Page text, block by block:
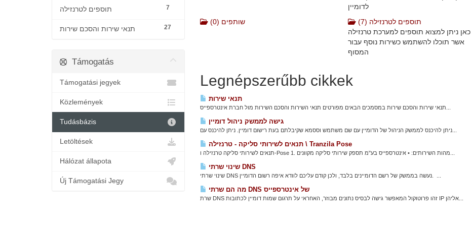
7 תוספים לטרנזילה
27 תנאי שירות והסכם שירות
לדומיין
שותפים (0)
תוספים לטרנזילה (7)
כאן ניתן למצוא תוספים למערכת טרנזילה
אשר תוכלו להשתמש כשירות נוסף עבור
המסוף
Legnépszerűbb cikkek
תנאי שירות
גישה לממשק ניהול דומיין
ניתן להיכנס לממשק הניהול של הדומיין עם שם משתמש וססמא שקיבלתם בעת רישום דומיין. ניתן להיכנס עם...
תנאים לשירותי סליקה - טרנזילה \ Tranzila Pose
שינוי שרתי DNS
שינוי שרתי DNS נעשה בממשק של רשם הדומיינים בלבד, ולכן קודם עליכם לוודא איפה רשום הדומיין. ...
מה הם שרתי DNS של אינטרספייס
שרת DNS זהו פרוטוקול המאפשר גישה לבסיס נתונים מבוזר, האחראי על תרגום שמות דומיין לכתובות IP אליהן...
Támogatás
Támogatási jegyek
Közlemények
Tudásbázis
Letöltések
Hálózat állapota
Új Támogatási Jegy